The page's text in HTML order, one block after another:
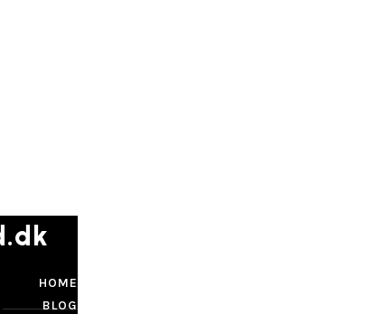
HOME
BLOG